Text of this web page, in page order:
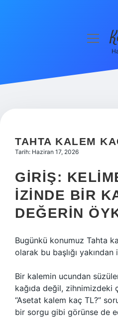
Hakkımızda
menüyü
TAHTA KALEM
Tarih: Haziran 17, 2026
GIRIŞ:
IZINDE BIR
DEĞERIN
Bugünkü konumuz Tahta
olarak bu başlığı
Bir kalemin ucundan
kağıda değil, zihnimizdeki
“Asetat kalem kaç TL?”
bir sorgu gibi görünse de